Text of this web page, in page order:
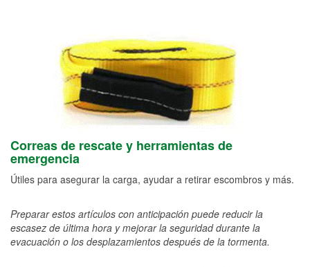
Correas de rescate y herramientas de
emergencia
Útiles para asegurar la carga, ayudar a retirar escombros y más.
Preparar estos artículos con anticipación puede reducir la
escasez de última hora y mejorar la seguridad durante la
evacuación o los desplazamientos después de la tormenta.